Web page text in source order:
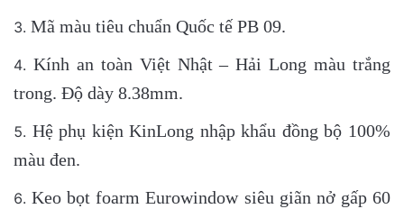
Mã màu tiêu chuẩn Quốc tế PB 09.
Kính an toàn Việt Nhật – Hải Long màu trắng
trong. Độ dày 8.38mm.
Hệ phụ kiện KinLong nhập khẩu đồng bộ 100%
màu đen.
Keo bọt foarm Eurowindow siêu giãn nở gấp 60